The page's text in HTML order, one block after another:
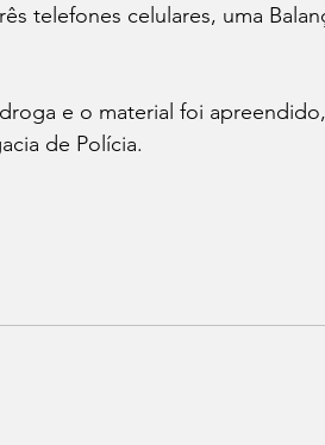
telefones celulares, uma
e o material foi
de Polícia.